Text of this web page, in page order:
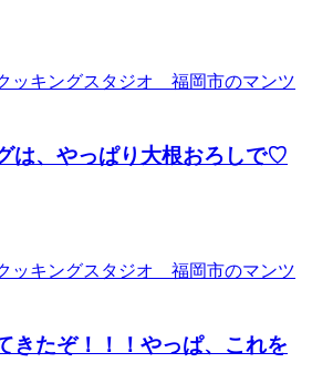
は、やっぱり大根おろしで♡
きたぞ！！！やっぱ、これを